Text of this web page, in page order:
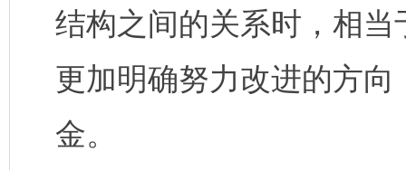
结构之间的关系时，相
更加明确努力改进的方
金。